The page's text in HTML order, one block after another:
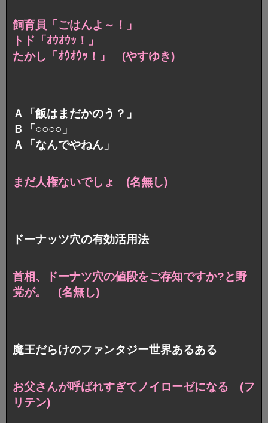
飼育員「ごはんよ～！」
トド「ｵｳｵｳｯ！」
たかし「ｵｳｵｳｯ！」 (やすゆき)
Ａ「飯はまだかのう？」
Ｂ「○○○○」
Ａ「なんでやねん」
まだ人権ないでしょ (名無し)
ドーナッツ穴の有効活用法
首相、ドーナツ穴の値段をご存知ですか?と野
党が。 (名無し)
魔王だらけのファンタジー世界あるある
お父さんが呼ばれすぎてノイローゼになる (フ
リテン)